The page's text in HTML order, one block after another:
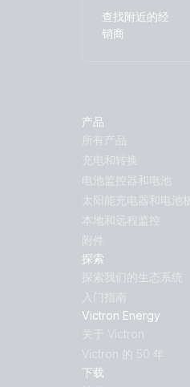
查找附近的经
销商
产品
所有产品
充电和转换
电池监控器和电池
太阳能充电器和电池
本地和远程监控
附件
探索
探索我们的生态系统
入门指南
Victron Energy
关于 Victron
Victron 的 50 年
下载